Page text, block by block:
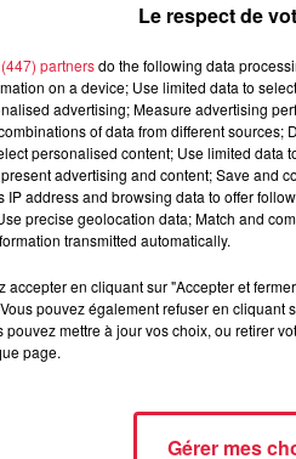
du10 mai 2026 à 17h00
au10 mai 2026 à 19h30
CSI
67600 SELESTAT
Le respect de
partnersdo the following data
on a device; Use limited data to
advertising; Measure advertising
of data from different
personalised content; Use limited data
advertising and content; Save and
IP address and browsing data to offer
precise geolocation data; Match and
transmitted automatically.
accepter en cliquant sur "Accepter et
pouvez également refuser en
pouvez mettre à jour vos choix, ou retirer
page.
Gérer mes